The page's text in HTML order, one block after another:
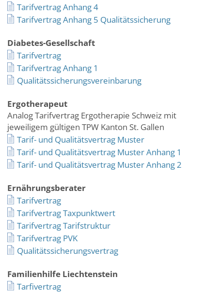
Tarifvertrag Anhang 4
Tarifvertrag Anhang 5 Qualitätssicherung
Diabetes-Gesellschaft
Tarifvertrag
Tarifvertrag Anhang 1
Qualitätssicherungsvereinbarung
Ergotherapeut
Analog Tarifvertrag Ergotherapie Schweiz mit
jeweiligem gültigen TPW Kanton St. Gallen
Tarif- und Qualitätsvertrag Muster
Tarif- und Qualitätsvertrag Muster Anhang 1
Tarif- und Qualitätsvertrag Muster Anhang 2
Ernährungsberater
Tarifvertrag
Tarifvertrag Taxpunktwert
Tarifvertrag Tarifstruktur
Tarifvertrag PVK
Qualitätssicherungsvertrag
Familienhilfe Liechtenstein
Tarfivertrag